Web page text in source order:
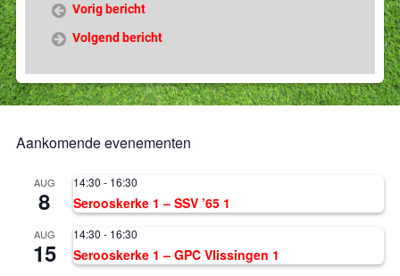
Vorig bericht
Volgend bericht
Aankomende evenementen
AUG
8
14:30 - 16:30
Serooskerke 1 – SSV ’65 1
AUG
15
14:30 - 16:30
Serooskerke 1 – GPC Vlissingen 1